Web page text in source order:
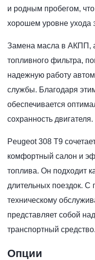
и родным пробегом,
хорошем уровне ухода
Замена масла в АКПП,
топливного фильтра,
надежную работу
службы. Благодаря
обеспечивается
сохранность двигателя.
Peugeot 308 T9
комфортный салон и
топлива. Он подходит
длительных поездок.
техническому
представляет собой
транспортный средство.
Опции